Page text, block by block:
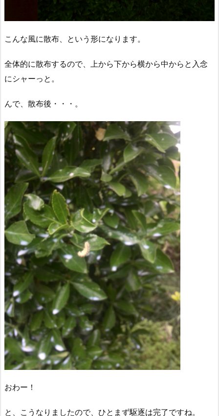
こんな風に散布、という形になります。
全体的に散布するので、上から下から横から中からと入念
にシャーっと。
んで、散布後・・・。
おわー！
と、こうなりましたので、ひとまず駆逐は完了ですね。